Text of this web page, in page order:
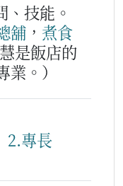
技能。
舖 ， 煮食
慧是飯店的
。）
2.專長